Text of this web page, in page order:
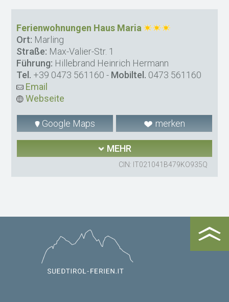
Ferienwohnungen Haus Maria
Ort: Marling
Straße: Max-Valier-Str. 1
Führung: Hillebrand Heinrich Hermann
Tel. +39 0473 561160 - Mobiltel. 0473 561160
Email
Webseite
Google Maps merken
MEHR
CIN: IT021041B479KO935Q